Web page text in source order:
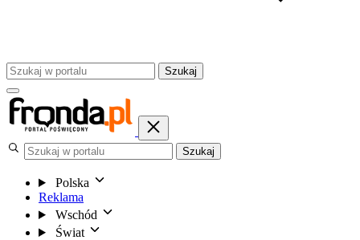
Szukaj
Szukaj
Polska
Reklama
Wschód
Świat